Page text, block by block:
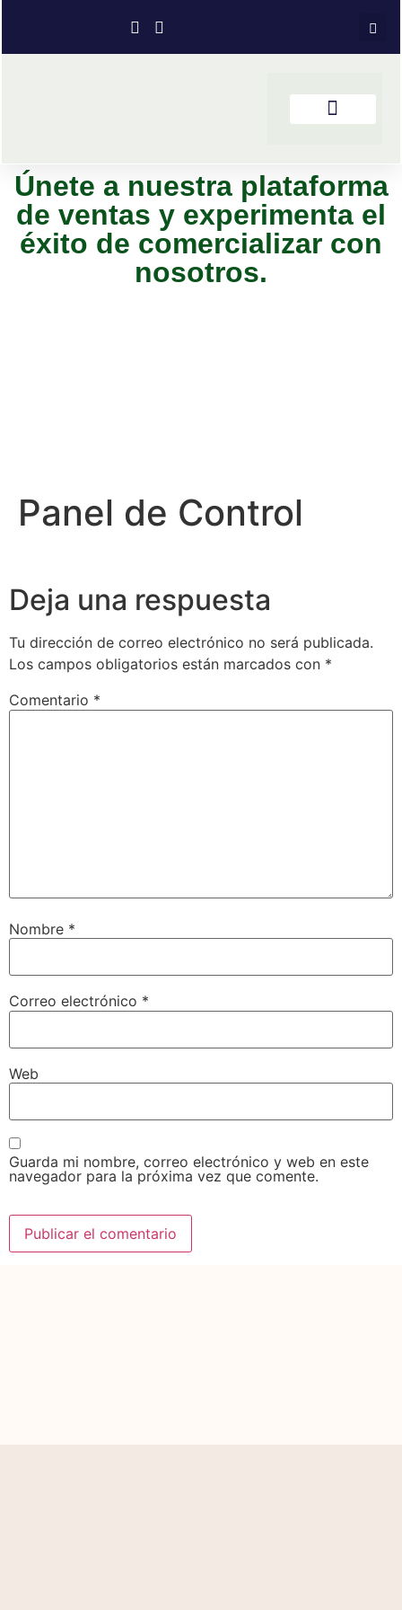
Únete a nuestra plataforma
de ventas y experimenta el
éxito de comercializar con
nosotros.
Panel de Control
Deja una respuesta
Tu dirección de correo electrónico no será publicada.
Los campos obligatorios están marcados con *
Comentario *
Nombre *
Correo electrónico *
Web
Guarda mi nombre, correo electrónico y web en este
navegador para la próxima vez que comente.